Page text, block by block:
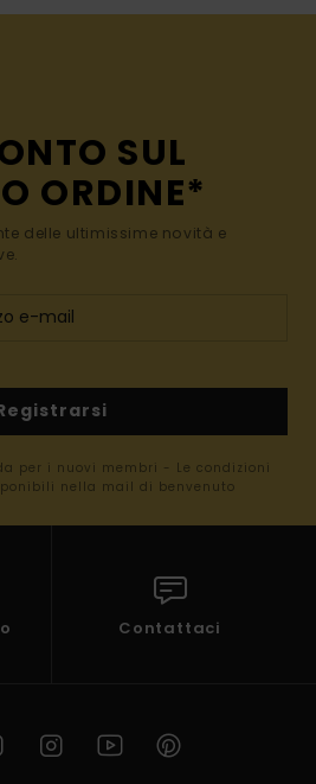
SUL
ORDINE*
delle ultimissime novità e
per i nuovi membri - Le condizioni
nella mail di benvenuto
Contattaci